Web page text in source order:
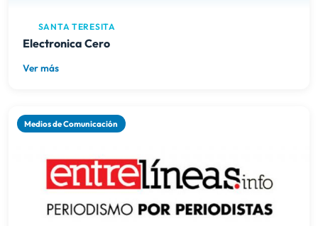
SANTA TERESITA
Electronica Cero
Ver más
Medios de Comunicación